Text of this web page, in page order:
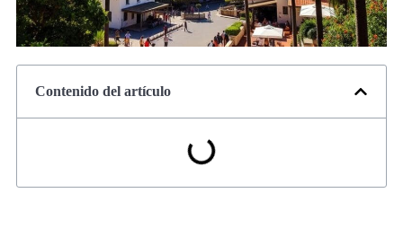
Contenido del artículo